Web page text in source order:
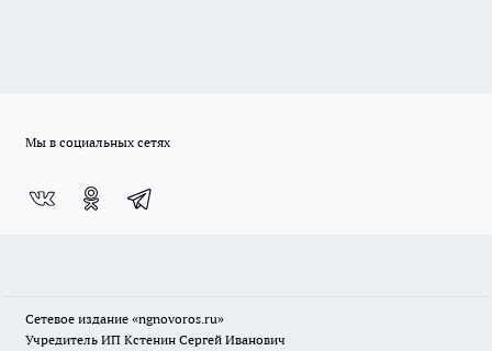
Мы в социальных сетях
Сетевое издание «ngnovoros.ru»
Учредитель ИП Кстенин Сергей Иванович